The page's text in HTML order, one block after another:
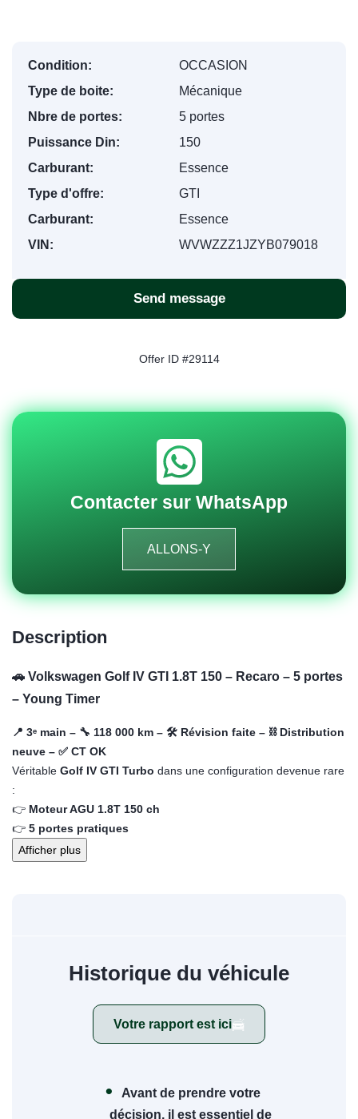
Condition:
OCCASION
Type de boite:
Mécanique
Nbre de portes:
5 portes
Puissance Din:
150
Carburant:
Essence
Type d'offre:
GTI
Carburant:
Essence
VIN:
WVWZZZ1JZYB079018
Send message
Offer ID #29114
Contacter sur WhatsApp
ALLONS-Y
Description
🚗 Volkswagen Golf IV GTI 1.8T 150 – Recaro – 5 portes
– Young Timer
📍 3ᵉ main – 🔧 118 000 km – 🛠️ Révision faite – ⛓️ Distribution
neuve – ✅ CT OK
Véritable Golf IV GTI Turbo dans une configuration devenue rare
:
👉 Moteur AGU 1.8T 150 ch
👉 5 portes pratiques
Afficher plus
Historique du véhicule
Votre rapport est ici
Avant de prendre votre
décision, il est essentiel de